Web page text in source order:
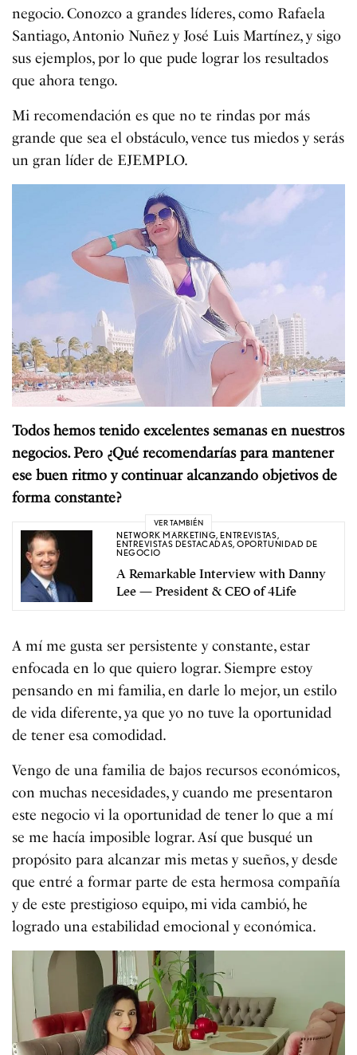
negocio. Conozco a grandes líderes, como Rafaela
Santiago, Antonio Nuñez y José Luis Martínez, y sigo
sus ejemplos, por lo que pude lograr los resultados
que ahora tengo.
Mi recomendación es que no te rindas por más
grande que sea el obstáculo, vence tus miedos y serás
un gran líder de EJEMPLO.
Todos hemos tenido excelentes semanas en nuestros
negocios. Pero ¿Qué recomendarías para mantener
ese buen ritmo y continuar alcanzando objetivos de
forma constante?
VER TAMBIÉN
NETWORK MARKETING,ENTREVISTAS,
ENTREVISTAS DESTACADAS,OPORTUNIDAD DE
NEGOCIO
A Remarkable Interview with Danny
Lee — President & CEO of 4Life
A mí me gusta ser persistente y constante, estar
enfocada en lo que quiero lograr. Siempre estoy
pensando en mi familia, en darle lo mejor, un estilo
de vida diferente, ya que yo no tuve la oportunidad
de tener esa comodidad.
Vengo de una familia de bajos recursos económicos,
con muchas necesidades, y cuando me presentaron
este negocio vi la oportunidad de tener lo que a mí
se me hacía imposible lograr. Así que busqué un
propósito para alcanzar mis metas y sueños, y desde
que entré a formar parte de esta hermosa compañía
y de este prestigioso equipo, mi vida cambió, he
logrado una estabilidad emocional y económica.